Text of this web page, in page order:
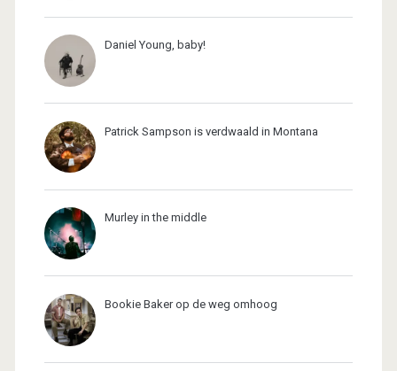
Daniel Young, baby!
Patrick Sampson is verdwaald in Montana
Murley in the middle
Bookie Baker op de weg omhoog